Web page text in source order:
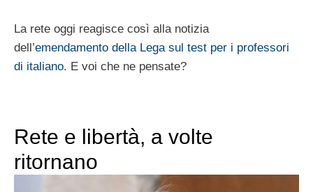
La rete oggi reagisce così alla notizia
dell’emendamento della Lega sul test per i professori
di italiano. E voi che ne pensate?
Rete e libertà, a volte
ritornano